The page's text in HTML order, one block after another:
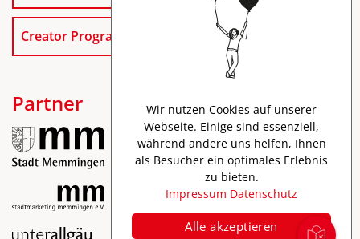
Creator Program
Partner
Wir nutzen Cookies auf unserer
Webseite. Einige sind essenziell,
während andere uns helfen, Ihnen
als Besucher ein optimales Erlebnis
zu bieten.
Impressum Datenschutz
Alle akzeptieren